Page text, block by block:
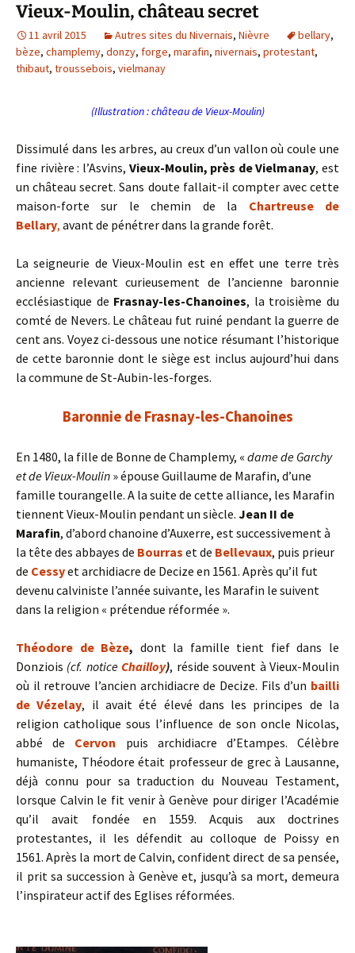
Vieux-Moulin, château secret
11 avril 2015 Autres sites du Nivernais, Nièvre bellary,
bèze, champlemy, donzy, forge, marafin, nivernais, protestant,
thibaut, troussebois, vielmanay
(Illustration : château de Vieux-Moulin)
Dissimulé dans les arbres, au creux d’un vallon où coule une
fine rivière : l’Asvins, Vieux-Moulin, près de Vielmanay, est
un château secret. Sans doute fallait-il compter avec cette
maison-forte sur le chemin de la Chartreuse de
Bellary, avant de pénétrer dans la grande forêt.
La seigneurie de Vieux-Moulin est en effet une terre très
ancienne relevant curieusement de l’ancienne baronnie
ecclésiastique de Frasnay-les-Chanoines, la troisième du
comté de Nevers. Le château fut ruiné pendant la guerre de
cent ans. Voyez ci-dessous une notice résumant l’historique
de cette baronnie dont le siège est inclus aujourd’hui dans
la commune de St-Aubin-les-forges.
Baronnie de Frasnay-les-Chanoines
En 1480, la fille de Bonne de Champlemy, « dame de Garchy
et de Vieux-Moulin » épouse Guillaume de Marafin, d’une
famille tourangelle. A la suite de cette alliance, les Marafin
tiennent Vieux-Moulin pendant un siècle. Jean II de
Marafin, d’abord chanoine d’Auxerre, est successivement à
la tête des abbayes de Bourras et de Bellevaux, puis prieur
de Cessyet archidiacre de Decize en 1561. Après qu’il fut
devenu calviniste l’année suivante, les Marafin le suivent
dans la religion « prétendue réformée ».
Théodore de Bèze, dont la famille tient fief dans le
Donziois (cf. notice Chailloy), réside souvent à Vieux-Moulin
où il retrouve l’ancien archidiacre de Decize. Fils d’un bailli
de Vézelay, il avait été élevé dans les principes de la
religion catholique sous l’influence de son oncle Nicolas,
abbé de Cervon puis archidiacre d’Etampes. Célèbre
humaniste, Théodore était professeur de grec à Lausanne,
déjà connu pour sa traduction du Nouveau Testament,
lorsque Calvin le fit venir à Genève pour diriger l’Académie
qu’il avait fondée en 1559. Acquis aux doctrines
protestantes, il les défendit au colloque de Poissy en
1561. Après la mort de Calvin, confident direct de sa pensée,
il prit sa succession à Genève et, jusqu’à sa mort, demeura
l’inspirateur actif des Eglises réformées.